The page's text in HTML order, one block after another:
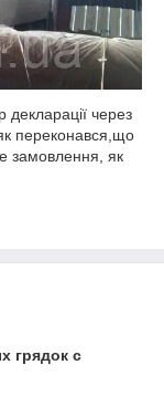
через
переконався,що
замовлення, як
грядок с